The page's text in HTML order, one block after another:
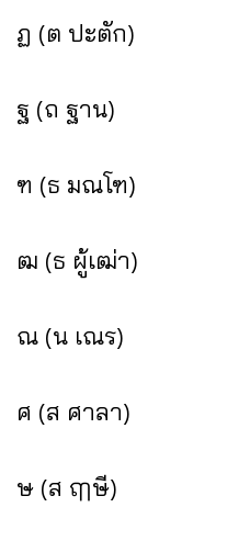
ฏ (ต ปะตัก)
ฐ (ถ ฐาน)
ฑ (ธ มณโฑ)
ฒ (ธ ผู้เฒ่า)
ณ (น เณร)
ศ (ส ศาลา)
ษ (ส ฤๅษี)